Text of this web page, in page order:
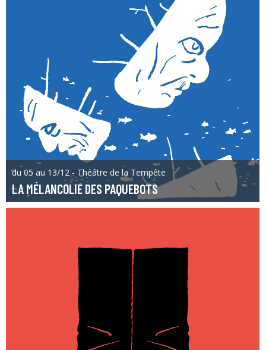
du 05 au 13/12 - Théâtre de la Tempête
LA MÉLANCOLIE DES PAQUEBOTS